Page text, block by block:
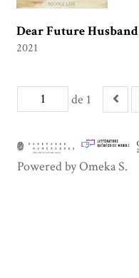
Dear Future Husband
2021
de 1
Powered by Omeka S.